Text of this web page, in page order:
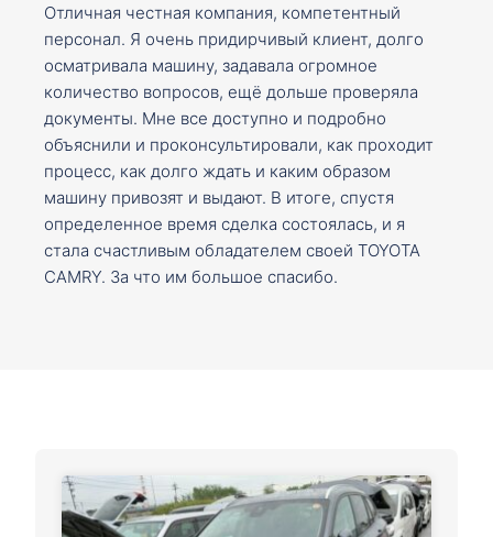
Отличная честная компания, компетентный
персонал. Я очень придирчивый клиент, долго
осматривала машину, задавала огромное
количество вопросов, ещё дольше проверяла
документы. Мне все доступно и подробно
объяснили и проконсультировали, как проходит
процесс, как долго ждать и каким образом
машину привозят и выдают. В итоге, спустя
определенное время сделка состоялась, и я
стала счастливым обладателем своей TOYOTA
CAMRY. За что им большое спасибо.